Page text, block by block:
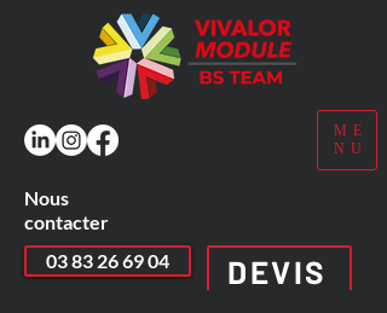
ME
NU
03 83 26 69 04 DEVIS
Nous
contacter